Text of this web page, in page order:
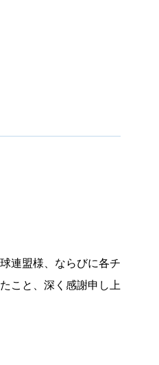
連盟様、ならびに各チ
こと、深く感謝申し上